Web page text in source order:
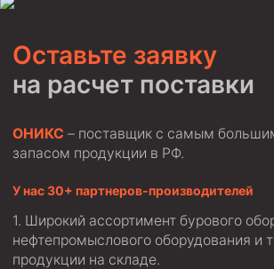
Оставьте заявку
на расчет поставки
ОНИКС – поставщик с самым
запасом продукции в РФ.
У нас 30+ партнеров-производителей
Широкий ассортимент бурового
нефтепромыслового оборудования и
продукции на складе.